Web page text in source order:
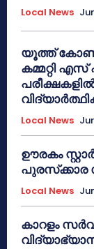
Local News
യൂത്ത്
കമ്മറ്റി
Local News
ഊരകം
പുരസ്‌ക്കാര
Local News
കാറളം